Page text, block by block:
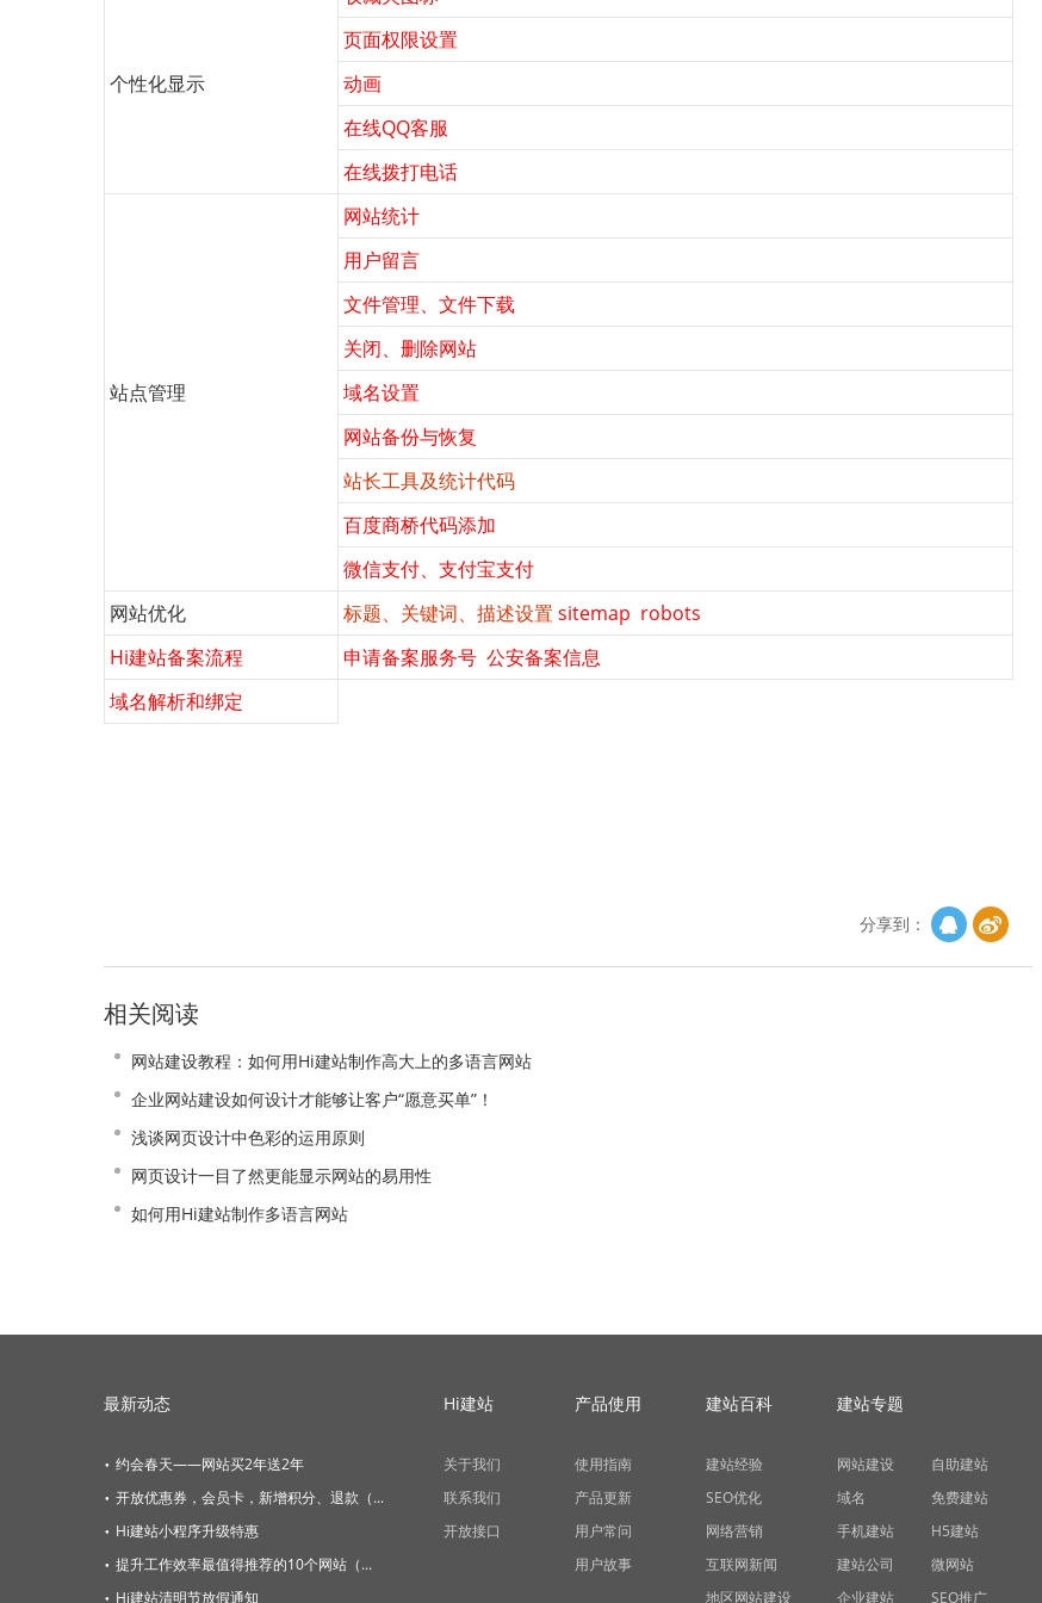
个性化显示
页面权限设置
动画
在线QQ客服
在线拨打电话
站点管理
网站统计
用户留言
文件管理、文件下载
关闭、删除网站
域名设置
网站备份与恢复
站长工具及统计代码
百度商桥代码添加
微信支付、 支付宝支付
网站优化
标题、关键词、描述设置 sitemap robots
Hi建站备案流程
申请备案服务号 公安备案信息
域名解析和绑定
分享到：
相关阅读
网站建设教程：如何用Hi建站制作高大上的多语言网站
企业网站建设如何设计才能够让客户“愿意买单”！
浅谈网页设计中色彩的运用原则
网页设计一目了然更能显示网站的易用性
如何用Hi建站制作多语言网站
最新动态
· 约会春天——网站买2年送2年
· 开放优惠券，会员卡，新增积分、退款（...
· Hi建站小程序升级特惠
· 提升工作效率最值得推荐的10个网站（...
Hi建站清明节放假通知
Hi建站
关于我们
联系我们
开放接口
产品使用
使用指南
产品更新
用户常问
用户故事
建站百科
建站经验
SEO优化
网络营销
互联网新闻
地区网站建设
建站专题
网站建设
自助建站
域名
免费建站
手机建站
H5建站
建站公司
微网站
企业建站
SEO推广